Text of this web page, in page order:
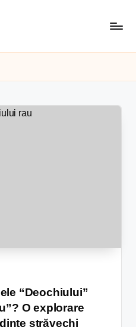
“Deochiului”
O explorare
străvechi